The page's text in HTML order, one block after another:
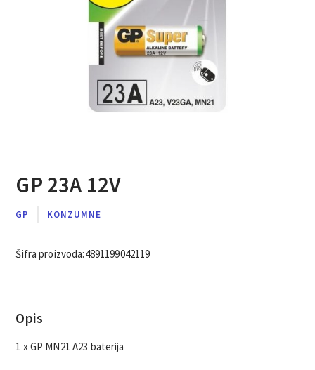
GP 23A 12V
GP KONZUMNE
Šifra proizvoda:4891199042119
Opis
1 x GP MN21 A23 baterija